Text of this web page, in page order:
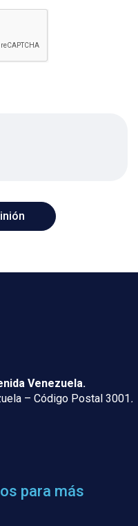
Venezuela.
– Código Postal 3001.
para más